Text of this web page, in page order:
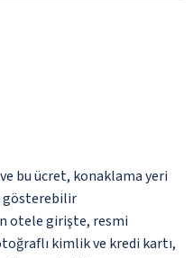
bu ücret, konaklama yeri
gösterebilir
otele girişte, resmi
kimlik ve kredi kartı,